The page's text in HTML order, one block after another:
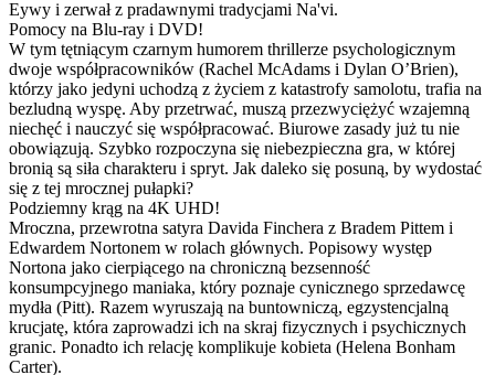
Eywy i zerwał z pradawnymi tradycjami Na'vi.
Pomocy na Blu-ray i DVD!
W tym tętniącym czarnym humorem thrillerze psychologicznym
dwoje współpracowników (Rachel McAdams i Dylan O’Brien),
którzy jako jedyni uchodzą z życiem z katastrofy samolotu, trafia na
bezludną wyspę. Aby przetrwać, muszą przezwyciężyć wzajemną
niechęć i nauczyć się współpracować. Biurowe zasady już tu nie
obowiązują. Szybko rozpoczyna się niebezpieczna gra, w której
bronią są siła charakteru i spryt. Jak daleko się posuną, by wydostać
się z tej mrocznej pułapki?
Podziemny krąg na 4K UHD!
Mroczna, przewrotna satyra Davida Finchera z Bradem Pittem i
Edwardem Nortonem w rolach głównych. Popisowy występ
Nortona jako cierpiącego na chroniczną bezsenność
konsumpcyjnego maniaka, który poznaje cynicznego sprzedawcę
mydła (Pitt). Razem wyruszają na buntowniczą, egzystencjalną
krucjatę, która zaprowadzi ich na skraj fizycznych i psychicznych
granic. Ponadto ich relację komplikuje kobieta (Helena Bonham
Carter).